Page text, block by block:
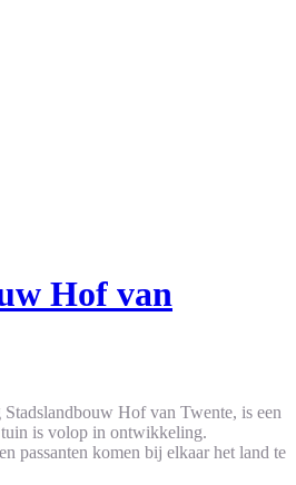
Hof van
Hof van Twente, is een
is volop in ontwikkeling.
passanten komen bij elkaar het land te